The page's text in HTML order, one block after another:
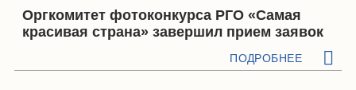
Оргкомитет фотоконкурса РГО «Самая
красивая страна» завершил прием заявок
ПОДРОБНЕЕ